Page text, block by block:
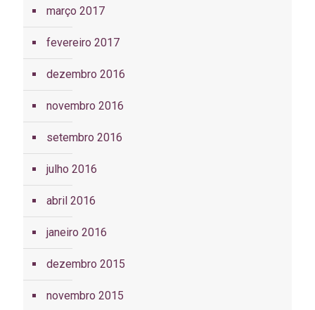
março 2017
fevereiro 2017
dezembro 2016
novembro 2016
setembro 2016
julho 2016
abril 2016
janeiro 2016
dezembro 2015
novembro 2015